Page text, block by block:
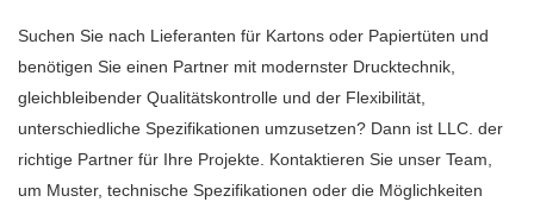
Suchen Sie nach Lieferanten für Kartons oder Papiertüten und
benötigen Sie einen Partner mit modernster Drucktechnik,
gleichbleibender Qualitätskontrolle und der Flexibilität,
unterschiedliche Spezifikationen umzusetzen? Dann ist LLC. der
richtige Partner für Ihre Projekte. Kontaktieren Sie unser Team,
um Muster, technische Spezifikationen oder die Möglichkeiten